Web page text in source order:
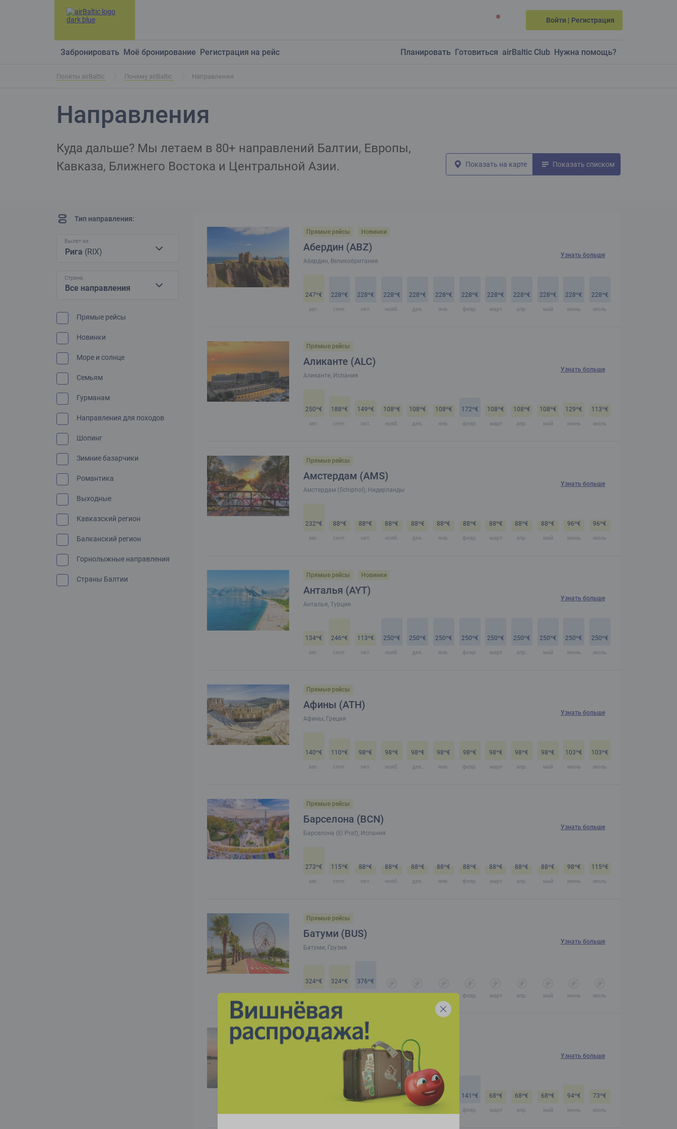
Войти | Регистрация
Забронировать Моё бронирование Регистрация на рейс Планировать Готовиться airBaltic Club Нужна помощь?
Полёты airBaltic Почему airBaltic Направления
Направления
Куда дальше? Мы летаем в 80+ направлений Балтии, Европы,
Кавказа, Ближнего Востока и Центральной Азии.
Показать на карте Показать списком
Тип направления:
Вылет из:
Рига (RIX)
Страна:
Все направления
Прямые рейсы
Новинки
Море и солнце
Семьям
Гурманам
Направления для походов
Шопинг
Зимние базарчики
Романтика
Выходные
Кавказский регион
Балканский регион
Горнолыжные направления
Страны Балтии
Прямые рейсы Новинки
Абердин (ABZ)
Абердин, Великобритания
Узнать больше
24799€
авг.
22899€
сент.
22899€
окт.
22899€
нояб.
22899€
дек.
22899€
янв.
22899€
февр.
22899€
март
22899€
апр.
22899€
май
22899€
июнь
22899€
июль
Прямые рейсы
Аликанте (ALC)
Аликанте, Испания
Узнать больше
25099€
авг.
18899€
сент.
14999€
окт.
10899€
нояб.
10899€
дек.
10899€
янв.
17299€
февр.
10899€
март
10899€
апр.
10899€
май
12999€
июнь
11399€
июль
Прямые рейсы
Амстердам (AMS)
Амстердам (Schiphol), Нидерланды
Узнать больше
23299€
авг.
8899€
сент.
8899€
окт.
8899€
нояб.
8899€
дек.
8899€
янв.
8899€
февр.
8899€
март
8899€
апр.
8899€
май
9699€
июнь
9699€
июль
Прямые рейсы Новинки
Анталья (AYT)
Анталья, Турция
Узнать больше
13499€
авг.
24699€
сент.
11399€
окт.
25099€
нояб.
25099€
дек.
25099€
янв.
25099€
февр.
25099€
март
25099€
апр.
25099€
май
25099€
июнь
25099€
июль
Прямые рейсы
Афины (ATH)
Афины, Греция
Узнать больше
14099€
авг.
11099€
сент.
9899€
окт.
9899€
нояб.
9899€
дек.
9899€
янв.
9899€
февр.
9899€
март
9899€
апр.
9899€
май
10399€
июнь
10399€
июль
Прямые рейсы
Барселона (BCN)
Барселона (El Prat), Испания
Узнать больше
27399€
авг.
11599€
сент.
8899€
окт.
8899€
нояб.
8899€
дек.
8899€
янв.
8899€
февр.
8899€
март
8899€
апр.
8899€
май
9899€
июнь
11599€
июль
Прямые рейсы
Батуми (BUS)
Батуми, Грузия
Узнать больше
32499€ 32499€ 37699€
февр. март апр. май июнь июль
Прямые рейсы Новинки
Белград (BEG)
Белград, Сербия
Узнать больше
€ 68 € 141 € 99€ 141 141 99€
февр.
6899€
март
6899€
апр.
6899€
май
9499€
июнь
7399€
июль